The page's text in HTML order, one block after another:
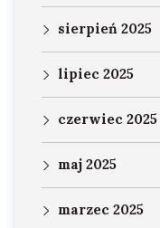
sierpień 2025
lipiec 2025
czerwiec 2025
maj 2025
marzec 2025